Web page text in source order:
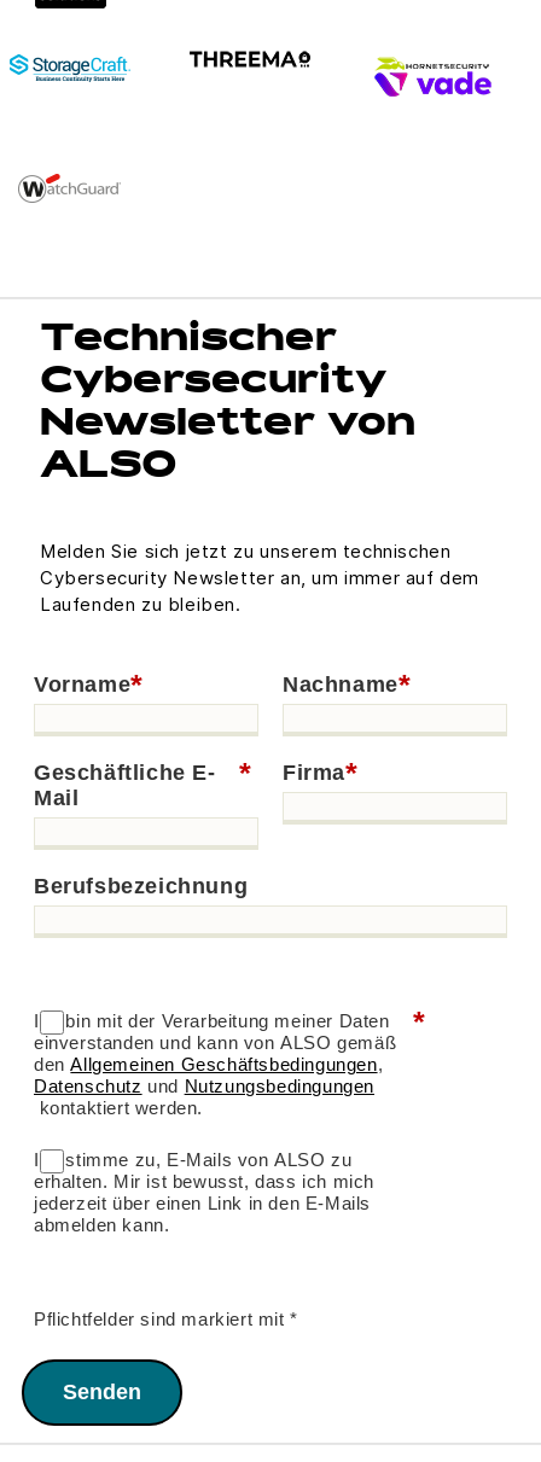
Technischer
Cybersecurity
Newsletter von
ALSO
Melden Sie sich jetzt zu unserem technischen
Cybersecurity Newsletter an, um immer auf dem
Laufenden zu bleiben.
*
Vorname *
Nachname
*
Geschäftliche E-
Mail
*
Firma
Berufsbezeichnung
*
Ich bin mit der Verarbeitung meiner Daten
einverstanden und kann von ALSO gemäß
denAllgemeinen Geschäftsbedingungen,
Datenschutz und Nutzungsbedingungen
kontaktiert werden.
Ich stimme zu, E-Mails von ALSO zu
erhalten. Mir ist bewusst, dass ich mich
jederzeit über einen Link in den E-Mails
abmelden kann.
Pflichtfelder sind markiert mit *
Senden